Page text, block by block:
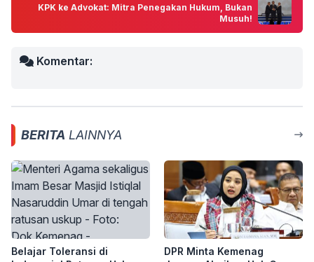
KPK ke Advokat: Mitra Penegakan Hukum, Bukan
Musuh!
Komentar:
BERITA LAINNYA
Belajar Toleransi di
DPR Minta Kemenag